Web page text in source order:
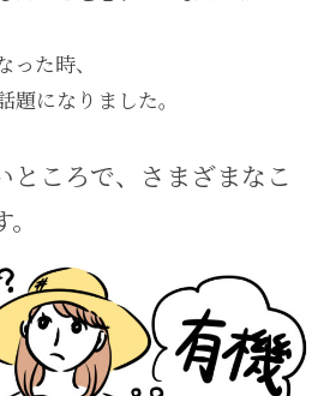
た時、
題になりました。
ところで、さまざまなこ